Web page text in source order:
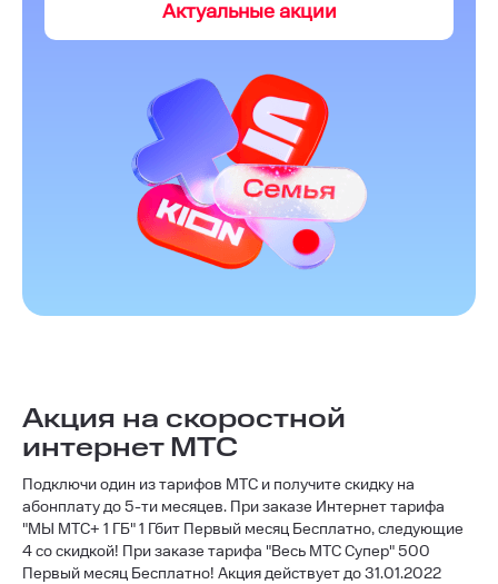
Актуальные акции
Акция на скоростной
интернет МТС
Подключи один из тарифов МТС и получите скидку на
абонплату до 5-ти месяцев. При заказе Интернет тарифа
"МЫ МТС+ 1 ГБ" 1 Гбит Первый месяц Бесплатно, следующие
4 со скидкой! При заказе тарифа "Весь МТС Супер" 500
Первый месяц Бесплатно! Акция действует до 31.01.2022